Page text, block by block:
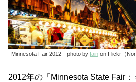
Minnesota Fair 2012 photo by Iain on Flickr（
2012年の「Minnesota State Fair：